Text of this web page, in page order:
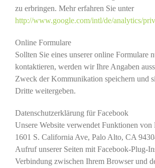
zu erbringen. Mehr erfahren Sie unter
http://www.google.com/intl/de/analytics/
Online Formulare
Sollten Sie eines unserer online Formulare
kontaktieren, werden wir Ihre Angaben
Zweck der Kommunikation speichern und
Dritte weitergeben.
Datenschutzerklärung für Facebook
Unsere Website verwendet Funktionen von
1601 S. California Ave, Palo Alto, CA
Aufruf unserer Seiten mit Facebook-Plug-
Verbindung zwischen Ihrem Browser und